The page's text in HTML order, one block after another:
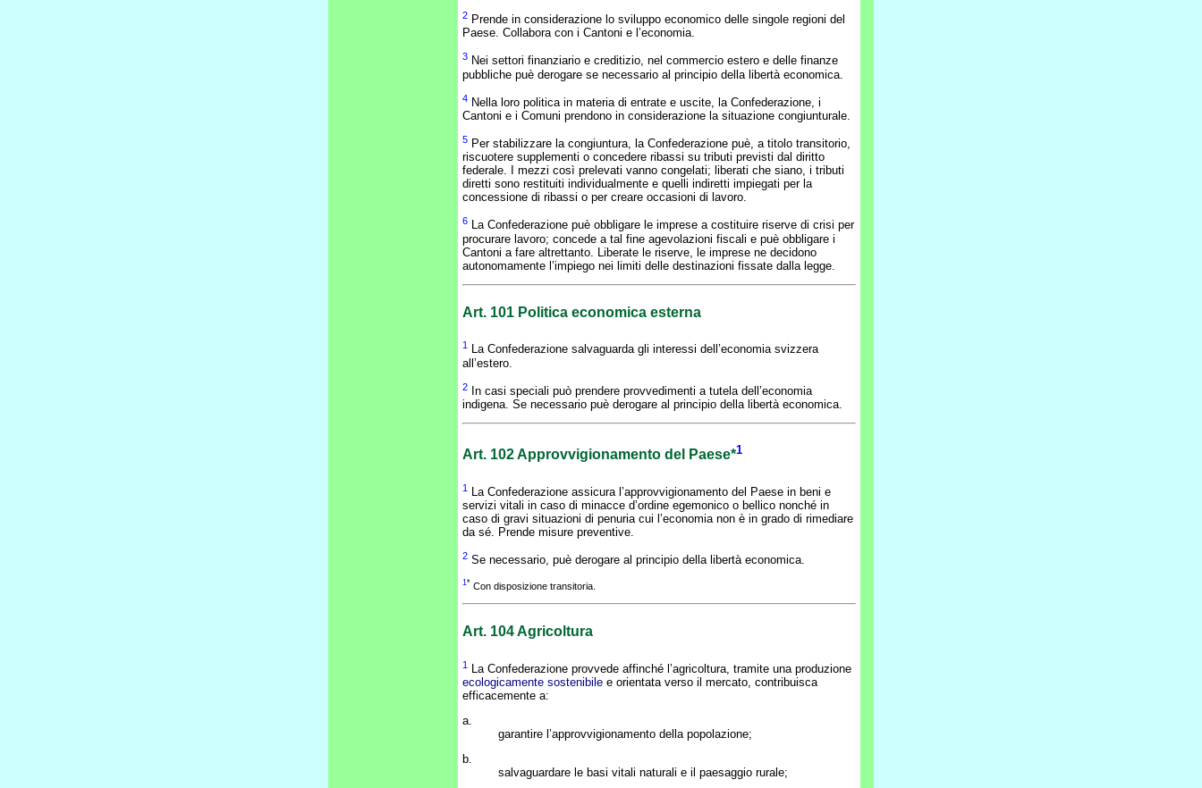
2 Prende in considerazione lo sviluppo economico delle singole regioni del
Paese. Collabora con i Cantoni e l’economia.
3 Nei settori finanziario e creditizio, nel commercio estero e delle finanze
pubbliche puè derogare se necessario al principio della libertà economica.
4 Nella loro politica in materia di entrate e uscite, la Confederazione, i
Cantoni e i Comuni prendono in considerazione la situazione congiunturale.
5 Per stabilizzare la congiuntura, la Confederazione puè, a titolo transitorio,
riscuotere supplementi o concedere ribassi su tributi previsti dal diritto
federale. I mezzi così prelevati vanno congelati; liberati che siano, i tributi
diretti sono restituiti individualmente e quelli indiretti impiegati per la
concessione di ribassi o per creare occasioni di lavoro.
6 La Confederazione puè obbligare le imprese a costituire riserve di crisi per
procurare lavoro; concede a tal fine agevolazioni fiscali e puè obbligare i
Cantoni a fare altrettanto. Liberate le riserve, le imprese ne decidono
autonomamente l’impiego nei limiti delle destinazioni fissate dalla legge.
Art. 101 Politica economica esterna
1
La Confederazione salvaguarda gli interessi dell’economia svizzera
all’estero.
2
In casi speciali può prendere provvedimenti a tutela dell’economia
indigena. Se necessario puè derogare al principio della libertà economica.
Art. 102Approvvigionamento del Paese*1
1
La Confederazione assicura l’approvvigionamento del Paese in beni e
servizi vitali in caso di minacce d’ordine egemonico o bellico nonché in
caso di gravi situazioni di penuria cui l’economia non è in grado di rimediare
da sé. Prende misure preventive.
2 Se necessario, puè derogare al principio della libertà economica.
1* Con disposizione transitoria.
Art. 104Agricoltura
1
La Confederazione provvede affinché l’agricoltura, tramite una produzione
ecologicamente sostenibile e orientata verso il mercato, contribuisca
efficacemente a:
a.
garantire l’approvvigionamento della popolazione;
b.
salvaguardare le basi vitali naturali e il paesaggio rurale;